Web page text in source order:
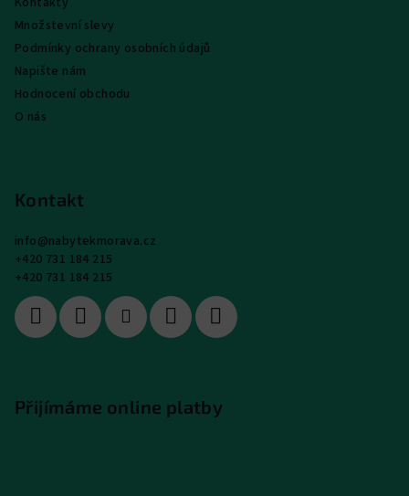
Množstevní slevy
Podmínky ochrany osobních údajů
Napište nám
Hodnocení obchodu
O nás
Kontakt
info@nabytekmorava.cz
+420 731 184 215
+420 731 184 215
Přijímáme online platby